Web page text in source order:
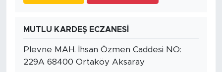
MUTLU KARDEŞ ECZANESİ
Plevne MAH. İhsan Özmen Caddesi NO:
229A 68400 Ortaköy Aksaray